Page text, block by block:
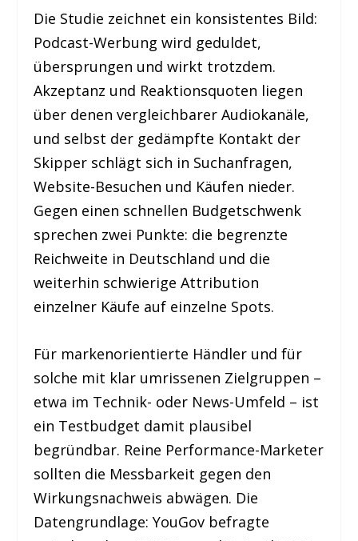
Die Studie zeichnet ein konsistentes Bild:
Podcast-Werbung wird geduldet,
übersprungen und wirkt trotzdem.
Akzeptanz und Reaktionsquoten liegen
über denen vergleichbarer Audiokanäle,
und selbst der gedämpfte Kontakt der
Skipper schlägt sich in Suchanfragen,
Website-Besuchen und Käufen nieder.
Gegen einen schnellen Budgetschwenk
sprechen zwei Punkte: die begrenzte
Reichweite in Deutschland und die
weiterhin schwierige Attribution
einzelner Käufe auf einzelne Spots.
Für markenorientierte Händler und für
solche mit klar umrissenen Zielgruppen –
etwa im Technik- oder News-Umfeld – ist
ein Testbudget damit plausibel
begründbar. Reine Performance-Marketer
sollten die Messbarkeit gegen den
Wirkungsnachweis abwägen. Die
Datengrundlage: YouGov befragte